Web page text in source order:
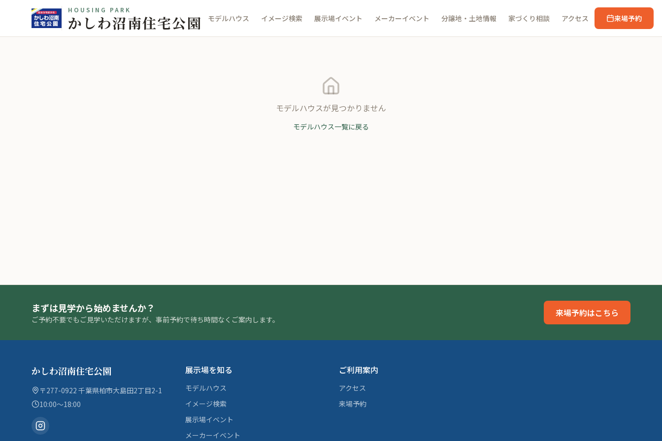
HOUSING PARK
かしわ沼南住宅公園 モデルハウス イメージ検索 展示場イベント メーカーイベント 分譲地・土地情報 家づくり相談 アクセス 来場予約
モデルハウスが見つかりません
モデルハウス一覧に戻る
まずは見学から始めませんか？
ご予約不要でもご見学いただけますが、事前予約で待ち時間なくご案内します。
来場予約はこちら
かしわ沼南住宅公園
〒277-0922 千葉県柏市大島田2丁目2-1
10:00〜18:00
展示場を知る
モデルハウス
イメージ検索
展示場イベント
メーカーイベント
ご利用案内
アクセス
来場予約